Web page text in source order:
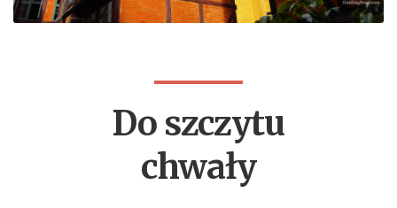
Do szczytu
chwały